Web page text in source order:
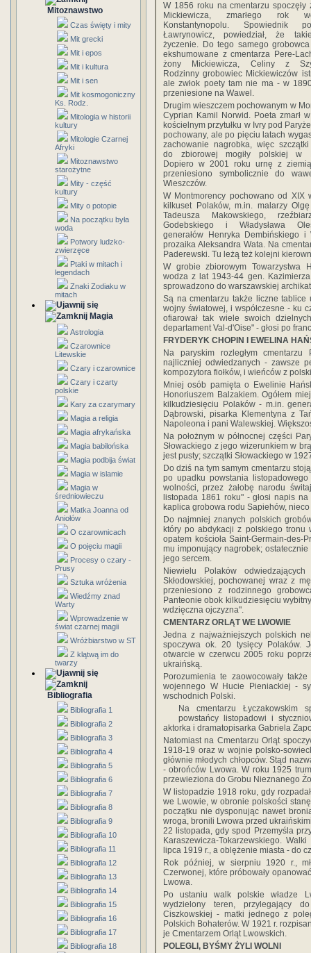
Mitoznawstwo
Czas święty i mity
Mit grecki
Mit i epos
Mit i kultura
Mit i sen
Mit kosmogoniczny
Ks. Rodz.
Mitologia w historii
kultury
Mitologie Czarnej
Afryki
Mitoznawstwo
starożytne
Mity - część
kultury
Mity o potopie
Na początku była
woda
Potwory ludzko-
zwierzęce
Ptaki w mitach i
legendach
Znaki Zodiaku w
mitach
Magia
Astrologia
Czarownice
Litewskie
Czary i czarownice
Czary i czarty
polskie
Kary za czarymary
Magia a religia
Magia afrykańska
Magia babilońska
Magia podbija świat
Magia w islamie
Magia w
średniowieczu
Matka Joanna od
Aniołów
O czarownicach
O pojęciu magii
Procesy o czary -
Prusy
Sztuka wróżenia
Wiedźmy znad
Warty
Wprowadzenie w
świat czarnej magii
Wróżbiarstwo w ST
Z klątwą im do
twarzy
Bibliografia
Bibliografia 1
Bibliografia 2
Bibliografia 3
Bibliografia 4
Bibliografia 5
Bibliografia 6
Bibliografia 7
Bibliografia 8
Bibliografia 9
Bibliografia 10
Bibliografia 11
Bibliografia 12
Bibliografia 13
Bibliografia 14
Bibliografia 15
Bibliografia 16
Bibliografia 17
Bibliografia 18
W 1856 roku na cmentarzu spoczęły
Mickiewicza, zmarłego rok
Konstantynopolu. Spowiednik
Ławrynowicz, powiedział, że
życzenie. Do tego samego
ekshumowane z cmentarza Pere-
żony Mickiewicza, Celiny z
Rodzinny grobowiec Mickiewiczów
ale zwłok poety tam nie ma - w
przeniesione na Wawel.
Drugim wieszczem pochowanym w
Cyprian Kamil Norwid. Poeta zmarł
kościelnym przytułku w Ivry pod
pochowany, ale po pięciu latach
zachowanie nagrobka, więc
do zbiorowej mogiły polskiej w
Dopiero w 2001 roku urnę z
przeniesiono symbolicznie do
Wieszczów.
W Montmorency pochowano od XIX
kilkuset Polaków, m.in. malarzy
Tadeusza Makowskiego,
Godebskiego i Władysława
generałów Henryka Dembińskiego i
prozaika Aleksandra Wata. Na
Paderewski. Tu leżą też kolejni
W grobie zbiorowym Towarzystwa
wodza z lat 1943-44 gen.
sprowadzono do warszawskiej
Są na cmentarzu także liczne tablice
wojny światowej, i współczesne - ku
ofiarował tak wiele swoich
departament Val-d'Oise" - głosi po
FRYDERYK CHOPIN I EWELINA
Na paryskim rozległym
najliczniej odwiedzanych - zawsze
kompozytora fiołków, i wieńców z
Mniej osób pamięta o Ewelinie
Honoriuszem Balzakiem. Ogółem
kilkudziesięciu Polaków - m.in.
Dąbrowski, pisarka Klementyna z
Napoleona i pani Walewskiej.
Na położnym w północnej części
Słowackiego z jego wizerunkiem w
jest pusty; szczątki Słowackiego w
Do dziś na tym samym cmentarzu
po upadku powstania
wolności, przez żałobę narodu
listopada 1861 roku" - głosi napis
kaplica grobowa rodu Sapiehów,
Do najmniej znanych polskich
który po abdykacji z polskiego tronu
opatem kościoła Saint-Germain-des-
mu imponujący nagrobek;
jego sercem.
Niewielu Polaków
Skłodowskiej, pochowanej wraz z
przeniesiono z rodzinnego
Panteonie obok kilkudziesięciu
wdzięczna ojczyzna".
CMENTARZ ORLĄT WE LWOWIE
Jedna z najważniejszych polskich
spoczywa ok. 20 tysięcy Polaków.
otwarcie w czerwcu 2005 roku
ukraińską.
Porozumienia te zaowocowały
wojennego W Hucie Pieniackiej -
wschodnich Polski.
Na cmentarzu Łyczakowskim
powstańcy listopadowi i
aktorka i dramatopisarka Gabriela
Natomiast na Cmentarzu Orląt
1918-19 oraz w wojnie polsko-
głównie młodych chłopców. Stąd
- obrońców Lwowa. W roku 1925
przewieziona do Grobu Nieznanego
W listopadzie 1918 roku, gdy
we Lwowie, w obronie polskości
początku nie dysponując nawet
wroga, bronili Lwowa przed
22 listopada, gdy spod Przemyśla
Karaszewicza-Tokarzewskiego.
lipca 1919 r., a oblężenie miasta - do
Rok później, w sierpniu 1920 r.,
Czerwonej, które próbowały
Lwowa.
Po ustaniu walk polskie władze
wydzielony teren, przylegający
Ciszkowskiej - matki jednego z
Polskich Bohaterów. W 1921 r.
je Cmentarzem Orląt Lwowskich.
POLEGLI, BYŚMY ŻYLI WOLNI